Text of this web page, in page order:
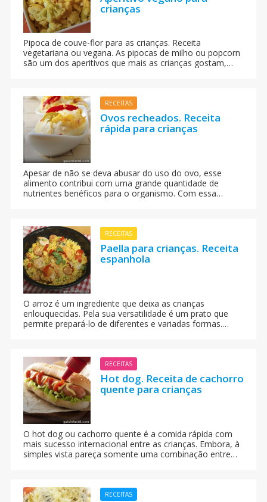
crianças
Pipoca de couve-flor para as crianças. Receita
vegetariana ou vegana. As pipocas de milho ou popcorn
são um dos aperitivos que mais as crianças gostam,
e condimentos. A gente envia para você uma alternativa
saudável de uma pipoca de couve-flor.
RECEITAS
Ovos recheados. Receita
rápida para crianças
Apesar de não se deva abusar do uso do ovo, esse
alimento contribui com uma grande quantidade de
nutrientes benéficos para o organismo. Com essa
crescimento. Prepare com seus filhos essa receita e
com certeza vocês vão adorar o resultado.
RECEITAS
Paella para crianças. Receita
espanhola
O arroz é um ingrediente que deixa as crianças
enlouquecidas. Pela sua versatilidade é um prato que
permite prepará-lo de diferentes e variadas formas.
deixará nada no prato.
RECEITAS
Hot dog. Receita de cachorro
quente para crianças
O hot dog ou cachorro quente é a comida rápida com
mais sucesso internacional entre as crianças. Embora, à
simples vista pareça somente uma combinação entre
Existem diferentes formas, de acordo com cada país,
para elaborar um delicioso hot dog. A gente apresenta
RECEITAS